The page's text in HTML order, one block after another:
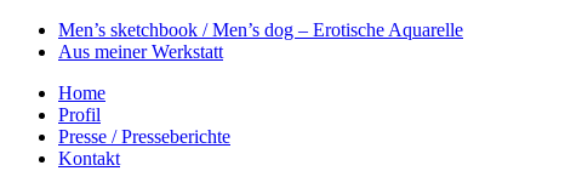
Men’s sketchbook / Men’s dog – Erotische Aquarelle
Aus meiner Werkstatt
Home
Profil
Presse / Presseberichte
Kontakt